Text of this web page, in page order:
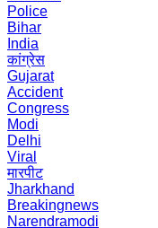
Police
Bihar
India
कांग्रेस
Gujarat
Accident
Congress
Modi
Delhi
Viral
मारपीट
Jharkhand
Breakingnews
Narendramodi